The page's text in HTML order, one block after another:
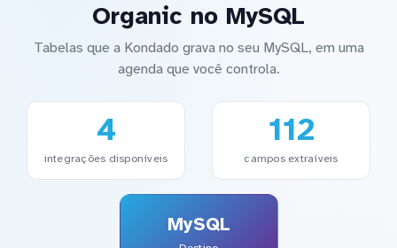
Organic no MySQL
Tabelas que a Kondado grava no seu MySQL, em uma
agenda que você controla.
4
integrações disponíveis
112
campos extraíveis
MySQL